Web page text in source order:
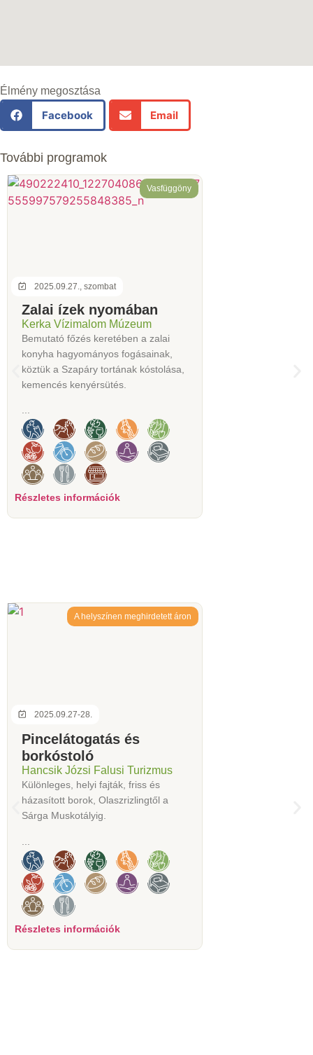
Élmény megosztása
Facebook Email
További programok
2025.09.27., szombat
Vasfüggöny
Zalai ízek nyomában
Kerka Vízimalom Múzeum
Bemutató főzés keretében a zalai
konyha hagyományos fogásainak,
köztük a Szapáry tortának kóstolása,
kemencés kenyérsütés.
...
Részletes információk
2025.09.27-28.
A helyszínen meghirdetett áron
Pincelátogatás és
borkóstoló
Hancsik Józsi Falusi Turizmus
Különleges, helyi fajták, friss és
házasított borok, Olaszrizlingtől a
Sárga Muskotályig.
Részletes információk